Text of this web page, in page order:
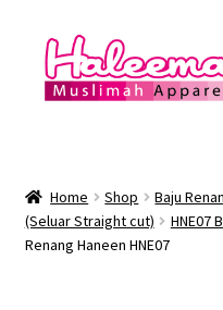
Skip
navigation
Skip
content
Lokasi Kedai
YEAR END SALE
Home Shop Baju
(Seluar Straight cut)
HNE07
Renang Haneen HNE07